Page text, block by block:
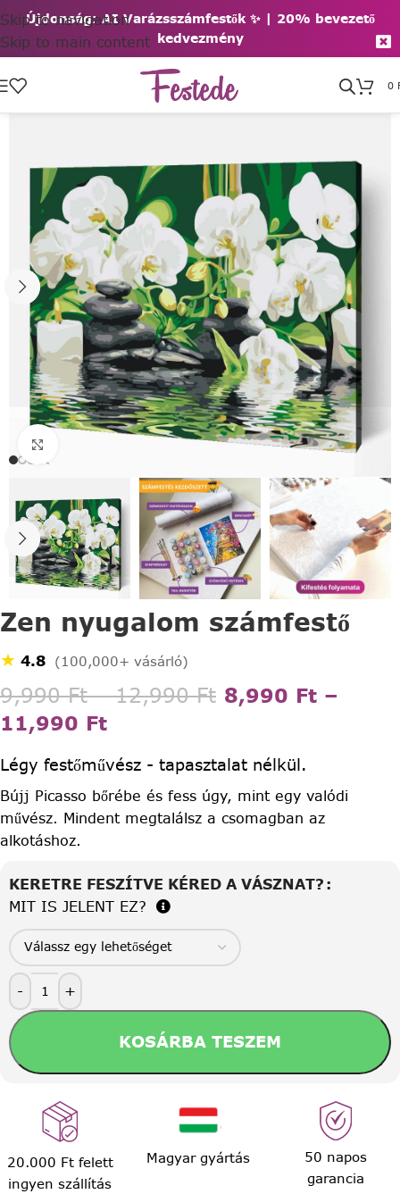
Újdonság: AI Varázsszámfestők ✨ | 20% bevezető
kedvezmény
Skip to navigation
Skip to main content
0
Zen nyugalom számfestő
★ 4.8 (100,000+ vásárló)
9,990Ft – 12,990Ft 8,990 Ft –
11,990 Ft
Légy festőművész - tapasztalat nélkül.
Bújj Picasso bőrébe és fess úgy, mint egy valódi
művész. Mindent megtalálsz a csomagban az
alkotáshoz.
KERETRE FESZÍTVE KÉRED A VÁSZNAT?
MIT IS JELENT EZ?
- +
KOSÁRBA TESZEM
20.000 Ft felett
ingyen szállítás
Magyar gyártás
50 napos
garancia